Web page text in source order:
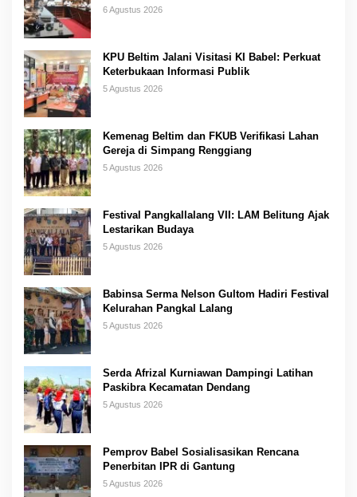
6 Agustus 2026
KPU Beltim Jalani Visitasi KI Babel: Perkuat
Keterbukaan Informasi Publik
5 Agustus 2026
Kemenag Beltim dan FKUB Verifikasi Lahan
Gereja di Simpang Renggiang
5 Agustus 2026
Festival Pangkallalang VII: LAM Belitung Ajak
Lestarikan Budaya
5 Agustus 2026
Babinsa Serma Nelson Gultom Hadiri Festival
Kelurahan Pangkal Lalang
5 Agustus 2026
Serda Afrizal Kurniawan Dampingi Latihan
Paskibra Kecamatan Dendang
5 Agustus 2026
Pemprov Babel Sosialisasikan Rencana
Penerbitan IPR di Gantung
5 Agustus 2026